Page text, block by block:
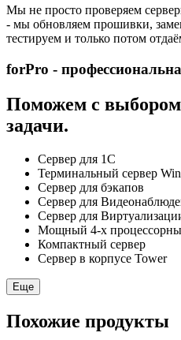
Мы не просто проверяем
- мы обновляем прошивки,
тестируем и только потом
forPro -
Поможем с
задачи.
Сервер для 1С
Терминальный сервер
Сервер для бэкапов
Сервер для
Сервер для
Мощный 4-х
Компактный сервер
Сервер в корпусе Tower
Еще
Похожие продукты